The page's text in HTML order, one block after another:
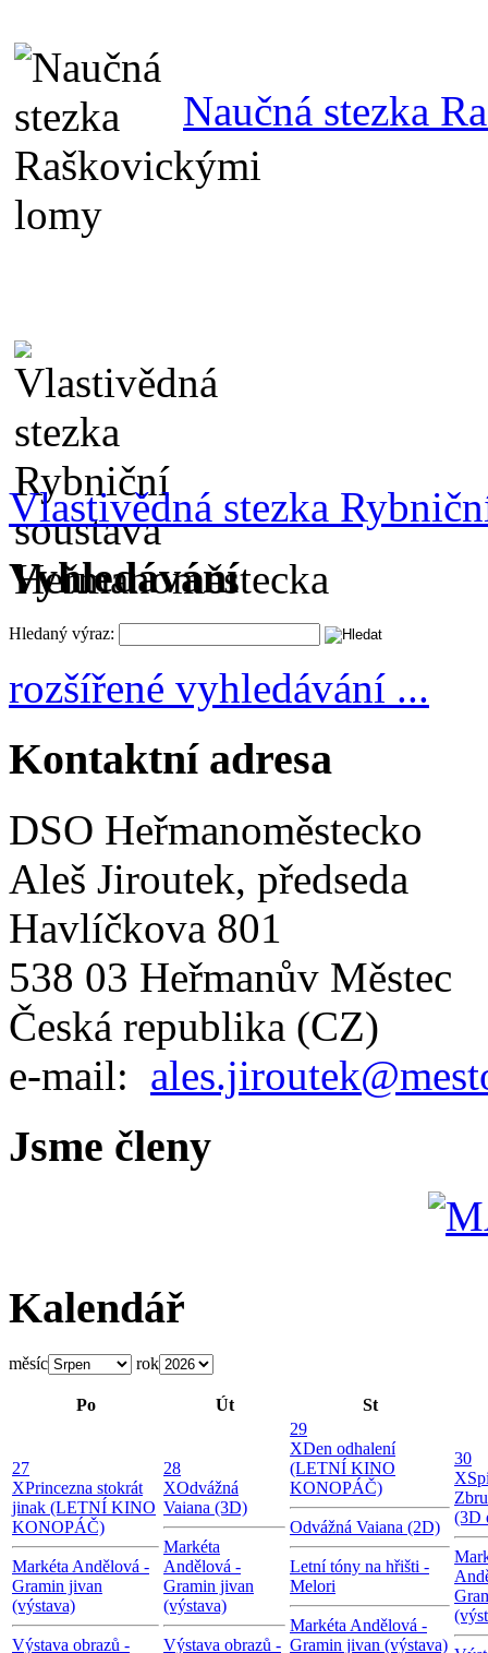
Naučná stezka
Vlastivědná stezka
Vyhledávání
Hledaný výraz:
rozšířené vyhledávání ...
Kontaktní adresa
DSO Heřmanoměstecko
Aleš Jiroutek, předseda
Havlíčkova 801
538 03 Heřmanův Městec
Česká republika (CZ)
e-mail:
Jsme členy
Kalendář
měsíc rok
Po Út St
27
XPrincezna stokrát
jinak (LETNÍ KINO
KONOPÁČ)
Markéta Andělová -
Gramin jivan
(výstava)
Výstava obrazů -
28
XOdvážná
Vaiana (3D)
Markéta
Andělová -
Gramin jivan
(výstava)
Výstava obrazů -
29
XDen odhalení
(LETNÍ KINO
KONOPÁČ)
Odvážná Vaiana (2D)
Letní tóny na hřišti -
Melori
Markéta Andělová -
Gramin jivan (výstava)
30
X
(3D